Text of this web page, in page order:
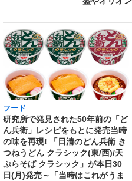
フード
研究所で発見された50年前の「ど
ん兵衛」レシピをもとに発売当時
の味を再現! 「日清のどん兵衛 き
つねうどん クラシック(東/西)/天
ぷらそば クラシック」が本日30
日(月)発売～「当時はこれがうま